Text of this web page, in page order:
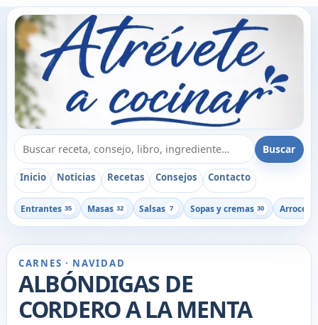
Buscar recetas, consejos o libros Buscar
Inicio Noticias Recetas Consejos Contacto
Entrantes 35 Masas 32 Salsas 7 Sopas y cremas 30 Arroces
CARNES · NAVIDAD
ALBÓNDIGAS DE
CORDERO A LA MENTA